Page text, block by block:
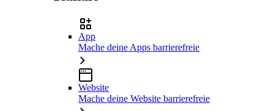
App
Mache deine Apps barrierefreie
Website
Mache deine Website barrierefreie